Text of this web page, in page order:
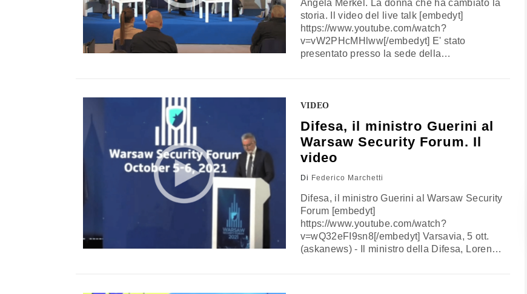
Angela Merkel. La donna che ha cambiato la
storia. Il video del live talk [embedyt]
https://www.youtube.com/watch?
v=vW2PHcMHlww[/embedyt] E' stato
presentato presso la sede della
cambiato la storia", edito da Rizzoli. Al
preso parte la senatrice…
VIDEO
Difesa, il ministro Guerini al
Warsaw Security Forum. Il
video
Di Federico Marchetti
Difesa, il ministro Guerini al Warsaw Security
Forum [embedyt]
https://www.youtube.com/watch?
v=wQ32eFI9sn8[/embedyt] Varsavia, 5 ott.
(askanews) - Il ministro della Difesa, Lorenzo